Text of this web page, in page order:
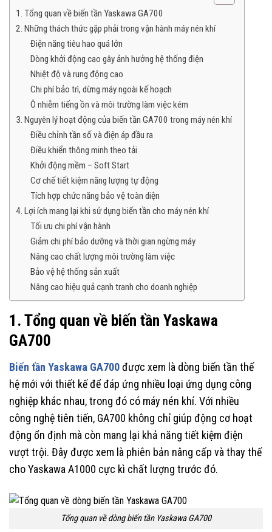
1. Tổng quan về biến tần Yaskawa GA700
2. Những thách thức gặp phải trong vận hành máy nén khí
Điện năng tiêu hao quá lớn
Dòng khởi động cao gây ảnh hưởng hệ thống điện
Nhiệt độ và rung động cao
Chi phí bảo trì, dừng máy ngoài kế hoạch
Ô nhiễm tiếng ồn và môi trường làm việc kém
3. Nguyên lý hoạt động của biến tần GA700 trong máy nén khí
Điều chỉnh tần số và điện áp đầu ra
Điều khiển thông minh theo tải
Khởi động mềm – Soft Start
Cơ chế tiết kiệm năng lượng tự động
Tích hợp chức năng bảo vệ toàn diện
4. Lợi ích mang lại khi sử dụng biến tần cho máy nén khí
Tối ưu chi phí vận hành
Giảm chi phí bảo dưỡng và thời gian ngừng máy
Nâng cao chất lượng môi trường làm việc
Bảo vệ hệ thống sản xuất
Nâng cao hiệu quả cạnh tranh cho doanh nghiệp
1. Tổng quan về biến tần Yaskawa
GA700
Biến tần Yaskawa GA700được xem là dòng biến tần thế
hệ mới với thiết kế để đáp ứng nhiều loại ứng dụng công
nghiệp khác nhau, trong đó có máy nén khí. Với nhiều
công nghệ tiên tiến, GA700 không chỉ giúp động cơ hoạt
động ổn định mà còn mang lại khả năng tiết kiệm điện
vượt trội. Đây được xem là phiên bản nâng cấp và thay thế
cho Yaskawa A1000 cực kì chất lượng trước đó.
Tổng quan về dòng biến tần Yaskawa GA700